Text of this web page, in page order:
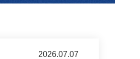
2026.07.07